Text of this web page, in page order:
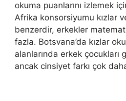
okuma puanlarını izlemek
Afrika konsorsiyumu kızlar
benzerdir, erkekler
fazla. Botsvana’da kızlar
alanlarında erkek çocukları
ancak cinsiyet farkı çok